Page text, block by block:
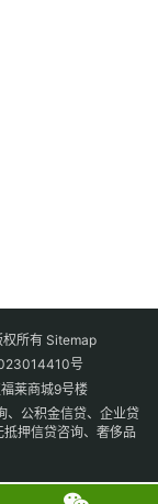
所有 Sitemap
号
莱商城9号楼
、公积金信贷、企业贷
押信贷咨询、奢侈品